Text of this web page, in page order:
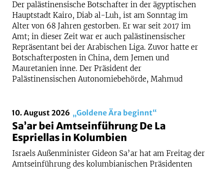
Der palästinensische Botschafter in der ägyptischen
Hauptstadt Kairo, Diab al-Luh, ist am Sonntag im
Alter von 68 Jahren gestorben. Er war seit 2017 im
Amt; in dieser Zeit war er auch palästinensischer
Repräsentant bei der Arabischen Liga. Zuvor hatte er
Botschafterposten in China, dem Jemen und
Mauretanien inne. Der Präsident der
Palästinensischen Autonomiebehörde, Mahmud
10. August 2026 „Goldene Ära beginnt“
Sa’ar bei Amtseinführung De La
Espriellas in Kolumbien
Israels Außenminister Gideon Sa’ar hat am Freitag der
Amtseinführung des kolumbianischen Präsidenten